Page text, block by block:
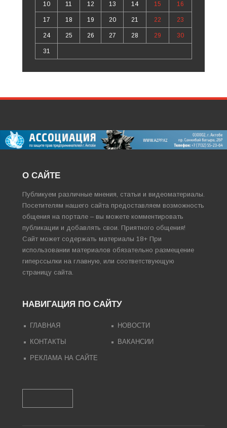
10 11 12 13 14 15 16
17 18 19 20 21 22 23
24 25 26 27 28 29 30
31
О САЙТЕ
Публикуем различные мнения, статьи и видеоматериалы.
Посетителям нашего сайта предоставляем возможность
общения на портале – вы можете комментировать
публикации и добавлять свои. Приятного общения!
Сайт может содержать материалы 18+ При
использовании материалов обязательно размещение
гиперссылки на главную, или соответствующую
страницу сайта.
НАВИГАЦИЯ ПО САЙТУ
ГЛАВНАЯ НОВОСТИ
КОНТАКТЫ ВАКАНСИИ
РЕКЛАМА НА САЙТЕ